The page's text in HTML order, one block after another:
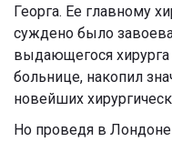
Георга. Ее главному
суждено было
выдающегося
больнице, накопил
новейших
Но проведя в